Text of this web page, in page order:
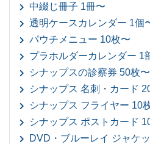
中綴じ冊子 1冊〜
透明ケースカレンダー 1個
パウチメニュー 10枚〜
プラホルダーカレンダー 1
シナップスの診察券 50枚〜
シナップス 名刺・カード
シナップス フライヤー 10
シナップス ポストカード
DVD・ブルーレイ ジャケ